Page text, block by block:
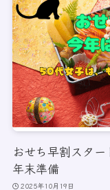
おせち早割スタ
年末準備
2025年10月19日